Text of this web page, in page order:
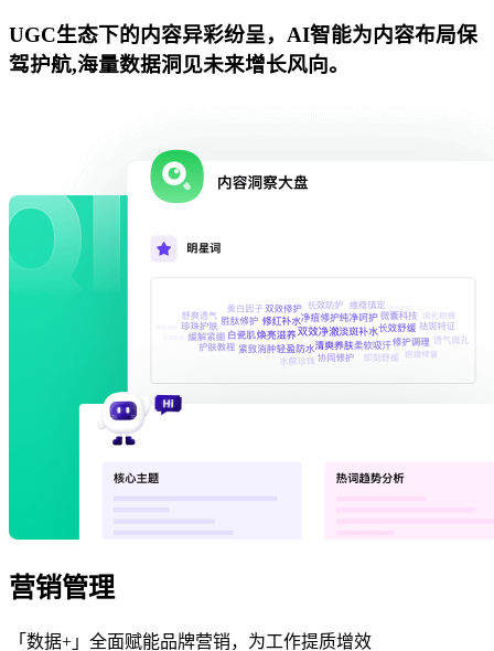
UGC生态下的内容异彩纷呈，AI智能为内容布局保
驾护航,海量数据洞见未来增长风向。
营销管理
「数据+」全面赋能品牌营销，为工作提质增效